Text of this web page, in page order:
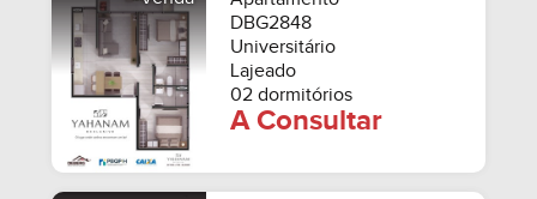
DBG2848
Universitário
Lajeado
02 dormitórios
A Consultar